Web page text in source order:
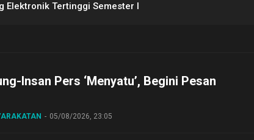
Elektronik Tertinggi Semester I
Insan Pers ‘Menyatu’, Begini Pesan
05/08/2026, 23:05